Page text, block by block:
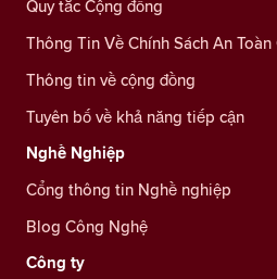
Quy tắc Cộng đồng
Thông Tin Về Chính Sách An
Thông tin về cộng đồng
Tuyên bố về khả năng tiếp cận
Nghề Nghiệp
Cổng thông tin Nghề nghiệp
Blog Công Nghệ
Công ty